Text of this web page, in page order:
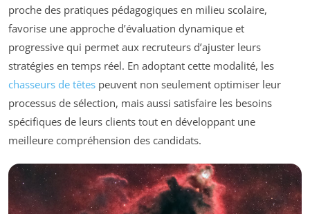
proche des pratiques pédagogiques en milieu scolaire,
favorise une approche d’évaluation dynamique et
progressive qui permet aux recruteurs d’ajuster leurs
stratégies en temps réel. En adoptant cette modalité, les
chasseurs de têtes peuvent non seulement optimiser leur
processus de sélection, mais aussi satisfaire les besoins
spécifiques de leurs clients tout en développant une
meilleure compréhension des candidats.